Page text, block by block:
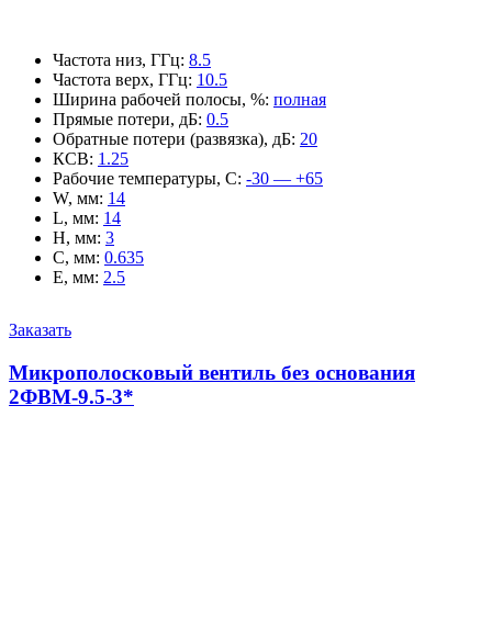
Частота низ, ГГц: 8.5
Частота верх, ГГц: 10.5
Ширина рабочей полосы, %: полная
Прямые потери, дБ: 0.5
Обратные потери (развязка), дБ: 20
КСВ: 1.25
Рабочие температуры, С: -30 — +65
W, мм: 14
L, мм: 14
H, мм: 3
C, мм: 0.635
E, мм: 2.5
Заказать
Микрополосковый вентиль без основания
2ФВМ-9.5-3*